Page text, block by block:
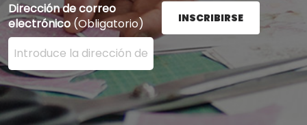
Dirección de correo
electrónico (Obligatorio)
Ingrese su dirección de correo electrónico aquí y
INSCRIBIRSE